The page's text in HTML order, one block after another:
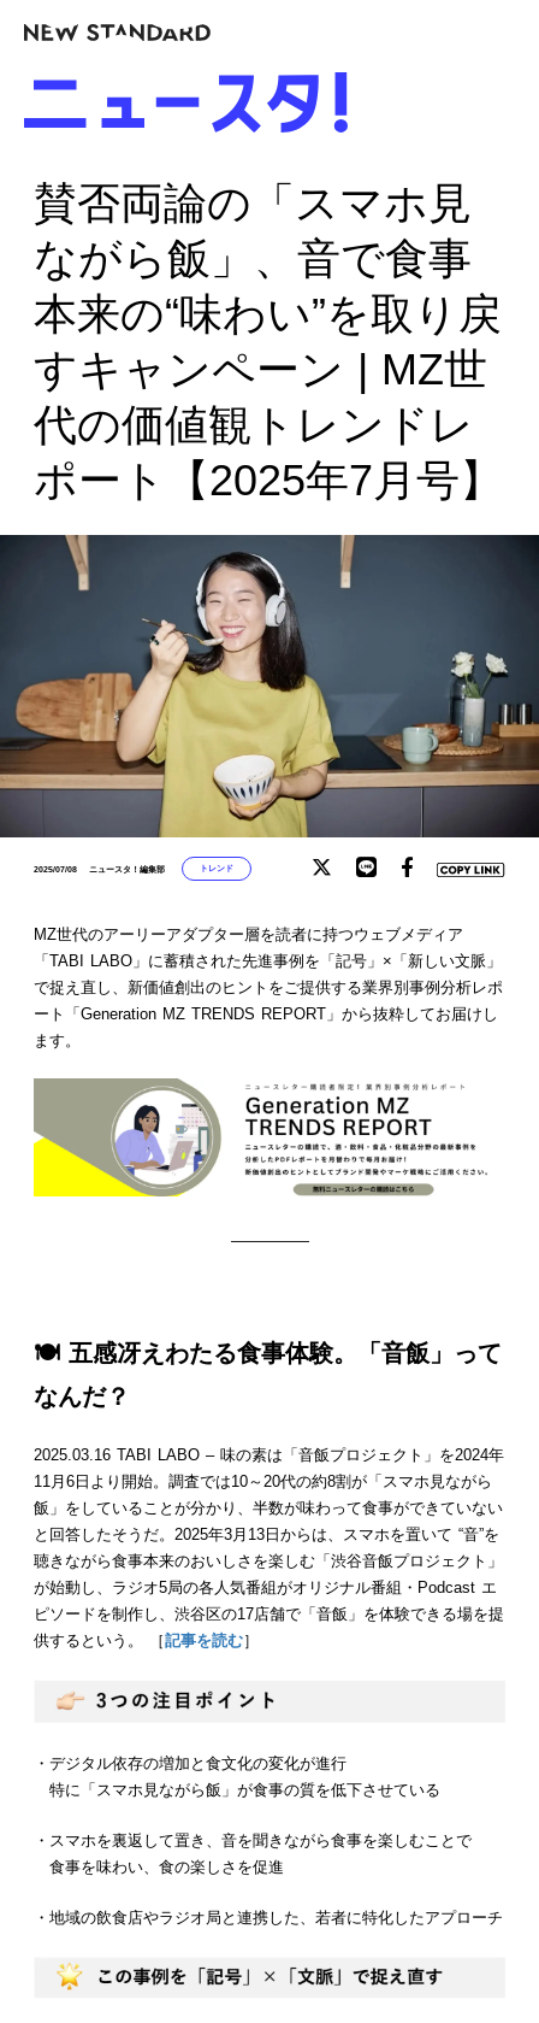
賛否両論の「スマホ見
ながら飯」、音で食事
本来の“味わい”を取り戻
すキャンペーン | MZ世
代の価値観トレンドレ
ポート【2025年7月号】
2025/07/08 ニュースタ！編集部 トレンド
MZ世代のアーリーアダプター層を読者に持つウェブメディア
「TABI LABO」に蓄積された先進事例を「記号」×「新しい文脈」
で捉え直し、新価値創出のヒントをご提供する業界別事例分析レポ
ート「Generation MZ TRENDS REPORT」から抜粋してお届けし
ます。
—————
🍽️ 五感冴えわたる食事体験。「音飯」って
なんだ？
2025.03.16 TABI LABO – 味の素は「音飯プロジェクト」を2024年
11月6日より開始。調査では10～20代の約8割が「スマホ見ながら
飯」をしていることが分かり、半数が味わって食事ができていない
と回答したそうだ。2025年3月13日からは、スマホを置いて “音”を
聴きながら食事本来のおいしさを楽しむ「渋谷音飯プロジェクト」
が始動し、ラジオ5局の各人気番組がオリジナル番組・Podcast エ
ピソードを制作し、渋谷区の17店舗で「音飯」を体験できる場を提
供するという。 ［記事を読む］
・デジタル依存の増加と食文化の変化が進行
特に「スマホ見ながら飯」が食事の質を低下させている
・スマホを裏返して置き、音を聞きながら食事を楽しむことで
食事を味わい、食の楽しさを促進
・地域の飲食店やラジオ局と連携した、若者に特化したアプローチ